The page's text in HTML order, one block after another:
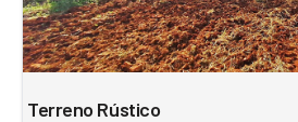
Terreno Rústico